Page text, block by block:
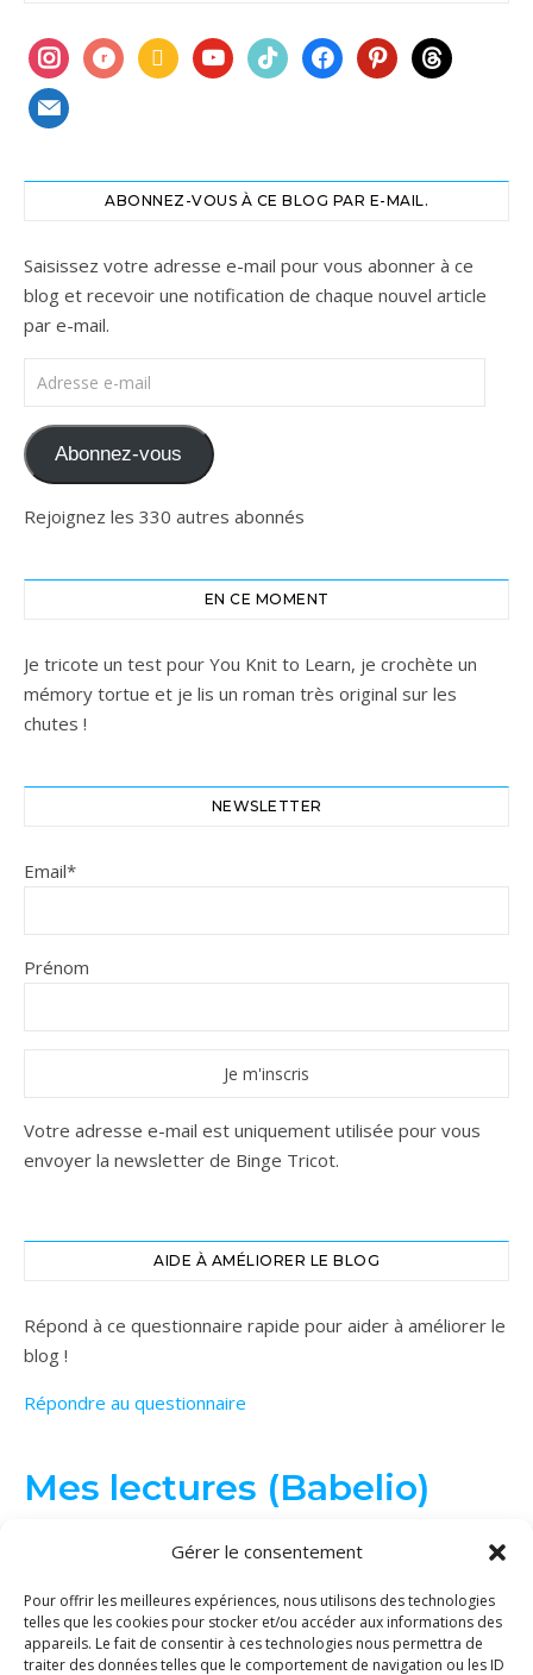
Gérer le consentement
Pour offrir les meilleures expériences, nous utilisons des technologies
telles que les cookies pour stocker et/ou accéder aux informations des
appareils. Le fait de consentir à ces technologies nous permettra de
traiter des données telles que le comportement de navigation ou les ID
instagram
ravelrybook youtubetiktokfacebookpinterest
threads
mail
ABONNEZ-VOUS À CE BLOG PAR E-MAIL.
Saisissez votre adresse e-mail pour vous abonner à ce
blog et recevoir une notification de chaque nouvel article
par e-mail.
Adresse e-mail
Abonnez-vous
Rejoignez les 330 autres abonnés
EN CE MOMENT
Je tricote un test pour You Knit to Learn, je crochète un
mémory tortue et je lis un roman très original sur les
chutes !
NEWSLETTER
Email*
Prénom
Votre adresse e-mail est uniquement utilisée pour vous
envoyer la newsletter de Binge Tricot.
AIDE À AMÉLIORER LE BLOG
Répond à ce questionnaire rapide pour aider à améliorer le
blog !
Répondre au questionnaire
Mes lectures (Babelio)